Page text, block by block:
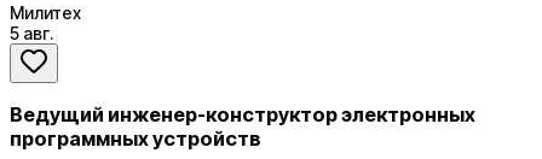
Милитех
5 авг.
Ведущий инженер-конструктор электронных
программных устройств